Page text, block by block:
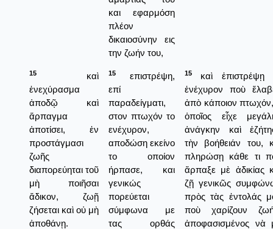
και εφαρμόση
πλέον
δικαιοσύνην εις
την ζωήν του,
15
καὶ
ἐνεχύρασμα
ἀποδῷ καὶ
ἅρπαγμα
ἀποτίσει, ἐν
προστάγμασι
ζωῆς
διαπορεύηται τοῦ
μὴ ποιῆσαι
ἄδικον, ζωῇ
ζήσεται καὶ οὐ μὴ
ἀποθάνῃ.
15
επιστρέψη,
επί
παραδείγματι,
στον πτωχόν το
ενέχυρον,
αποδώση εκείνο
το οποίον
ήρπασε, και
γενικώς
πορεύεται
σύμφωνα με
τας ορθάς
15
καὶ ἐπιστρέψῃ
ἐνέχυρον ποὺ
ἀπὸ κάποιον
ὁποῖος εἶχε
ἀνάγκην καὶ
τὴν βοήθειάν του,
πληρώσῃ κάθε τι
ἅρπαξε μὲ ἀδικίας
ζῇ γενικῶς
πρὸς τὰς ἐντολάς
ποὺ χαρίζουν
ἀποφασισμένος νὰ